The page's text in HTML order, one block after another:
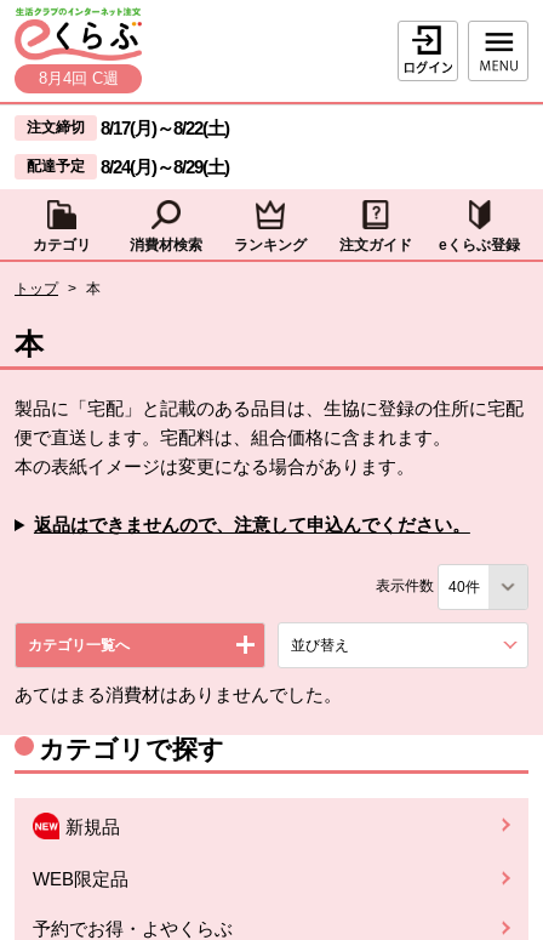
ページの先頭です。
本文へジャンプする。
8月4回 C週
ログイン
ここからサイト内共通メニューです。
サイト内共通メニューをスキップする
注文締切 8/17(月)～8/22(土)
配達予定 8/24(月)～8/29(土)
カテゴリ 消費材検索 ランキング 注文ガイド eくらぶ登録
トップ > 本
本
製品に「宅配」と記載のある品目は、生協に登録の住所に宅配
便で直送します。宅配料は、組合価格に含まれます。
本の表紙イメージは変更になる場合があります。
返品はできませんので、注意して申込んでください。
表示件数
カテゴリ一覧へ 並び替え
あてはまる消費材はありませんでした。
カテゴリで探す
新規品
WEB限定品
予約でお得・よやくらぶ